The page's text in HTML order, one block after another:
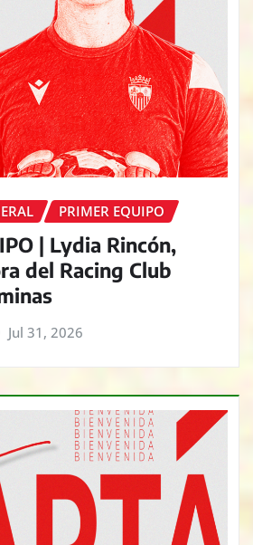
PRIMER EQUIPO
| Lydia Rincón,
del Racing Club
Jul 31, 2026